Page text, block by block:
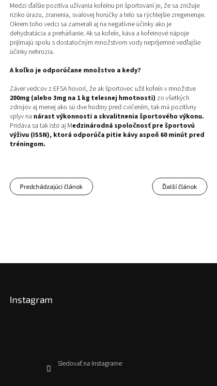
Medzi ďalšie pozitíva užívania kofeínu pri športovaní je, že sa znižuje
riziko úrazu, zranenia, svalovej horúčky a telo sa rýchlejšie zregeneruje.
Okrem toho vedci sa zamerali aj na negatívne účinky ako je
dehydratácia a preháňanie. Ak sa kofeín, káva a kofeinové nápoje
prijímajú spolu s dostatočným množstvom vody nepríjemné vedľajšie
účinky nehrozia.
A koľko je odporúčane množstvo a kedy?
Záver vedcov z EFSA hovorí, že ak športovec užil kofeín v množstve
200mg (alebo 3mg na 1 kg telesnej hmotnosti) zo všetkých
zdrojov aj menej ako sú dve hodiny pred cvičením, tak má pozitívny
vplyv na nárast výkonnosti a skvalitnenia športového výkonu.
Pridáva sa tak isto aj Medzinárodná spoločnosť pre športovú
výživu (ISSN), ktorá odporúča pitie kávy aspoň 60 minút pred
tréningom.
Predchádzajúci článok Ďalší článok
Instagram
Sledovať na Instagrame